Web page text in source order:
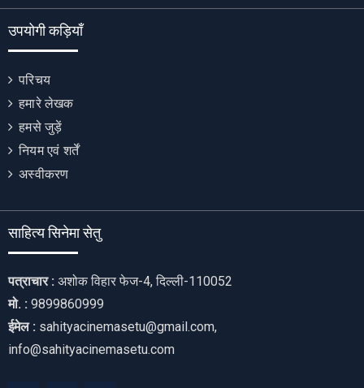
उपयोगी कड़ियाँ
परिचय
हमारे लेखक
हमसे जुड़ें
नियम एवं शर्तें
अस्वीकरण
साहित्य सिनेमा सेतु
पत्राचार : अशोक विहार फेज-4, दिल्ली-110052
मो. : 9899860999
ईमेल : sahityacinemasetu@gmail.com,
info@sahityacinemasetu.com